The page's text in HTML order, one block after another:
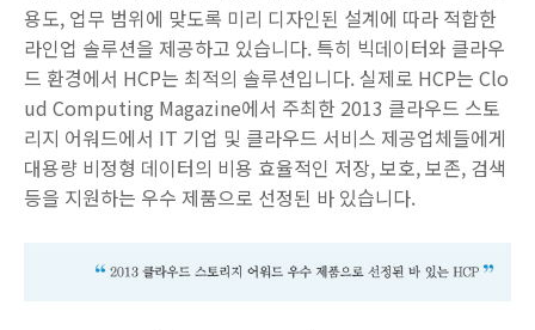
용도, 업무 범위에 맞도록 미리 디자인된 설계에 따라 적합한
라인업 솔루션을 제공하고 있습니다. 특히 빅데이터와 클라우
드 환경에서 HCP는 최적의 솔루션입니다. 실제로 HCP는 Clo
ud Computing Magazine에서 주최한 2013 클라우드 스토
리지 어워드에서 IT 기업 및 클라우드 서비스 제공업체들에게
대용량 비정형 데이터의 비용 효율적인 저장, 보호, 보존, 검색
등을 지원하는 우수 제품으로 선정된 바 있습니다.